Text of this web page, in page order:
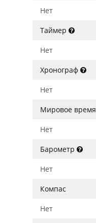
Нет
Таймер
Нет
Хронограф
Нет
Мировое время
Нет
Барометр
Нет
Компас
Нет